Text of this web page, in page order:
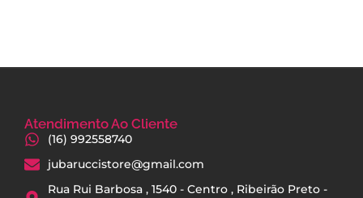
Atendimento Ao Cliente
(16) 992558740
jubaruccistore@gmail.com
Rua Rui Barbosa , 1540 - Centro , Ribeirão Preto -